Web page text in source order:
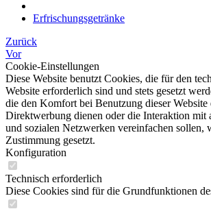
Erfrischungsgetränke
Zurück
Vor
Cookie-Einstellungen
Diese Website benutzt Cookies, die für den
Website erforderlich sind und stets gesetzt
die den Komfort bei Benutzung dieser Website
Direktwerbung dienen oder die Interaktion mit
und sozialen Netzwerken vereinfachen sollen,
Zustimmung gesetzt.
Konfiguration
Technisch erforderlich
Diese Cookies sind für die Grundfunktionen